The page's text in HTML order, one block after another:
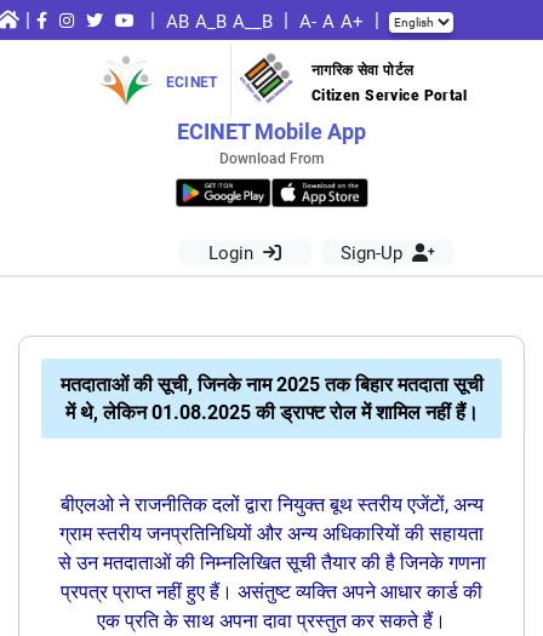
| | AB A_B A__B | A- A A+ |
ECINET
नागरिक सेवा पोर्टल
Citizen Service Portal
ECINET Mobile App
Download From
Login Sign-Up
मतदाताओं की सूची, जिनके नाम 2025 तक बिहार मतदाता सूची
में थे, लेकिन 01.08.2025 की ड्राफ्ट रोल में शामिल नहीं हैं।
बीएलओ ने राजनीतिक दलों द्वारा नियुक्त बूथ स्तरीय एजेंटों, अन्य
ग्राम स्तरीय जनप्रतिनिधियों और अन्य अधिकारियों की सहायता
से उन मतदाताओं की निम्नलिखित सूची तैयार की है जिनके गणना
प्रपत्र प्राप्त नहीं हुए हैं। असंतुष्ट व्यक्ति अपने आधार कार्ड की
एक प्रति के साथ अपना दावा प्रस्तुत कर सकते हैं।